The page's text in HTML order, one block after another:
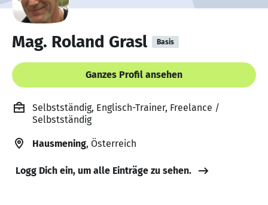
Mag. Roland Grasl Basis
Ganzes Profil ansehen
Selbstständig, Englisch-Trainer, Freelance /
Selbstständig
Hausmening, Österreich
Logg Dich ein, um alle Einträge zu sehen.